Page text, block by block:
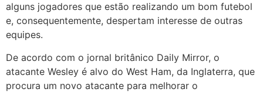
alguns jogadores que estão realizando um bom futebol
e, consequentemente, despertam interesse de outras
equipes.
De acordo com o jornal britânico Daily Mirror, o
atacante Wesley é alvo do West Ham, da Inglaterra, que
procura um novo atacante para melhorar o